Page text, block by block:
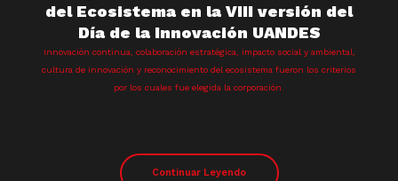
del Ecosistema en la VIII versión del
Día de la Innovación UANDES
Innovación continua, colaboración estratégica, impacto social y ambiental,
cultura de innovación y reconocimiento del ecosistema fueron los criterios
por los cuales fue elegida la corporación.
Continuar Leyendo